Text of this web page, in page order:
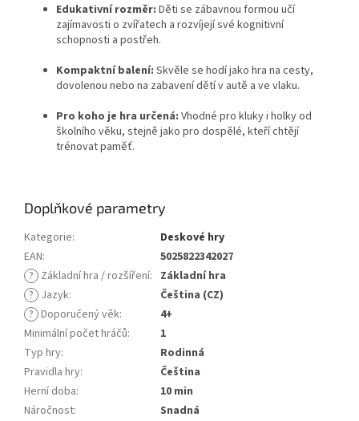
Edukativní rozměr: Děti se zábavnou formou učí
zajímavosti o zvířatech a rozvíjejí své kognitivní
schopnosti a postřeh.
Kompaktní balení: Skvěle se hodí jako hra na cesty,
dovolenou nebo na zabavení dětí v autě a ve vlaku.
Pro koho je hra určená: Vhodné pro kluky i holky od
školního věku, stejně jako pro dospělé, kteří chtějí
trénovat paměť.
Doplňkové parametry
Kategorie:
Deskové hry
EAN:
5025822342027
? Základní hra / rozšíření: Základní hra
? Jazyk:
Čeština (CZ)
? Doporučený věk:
4+
Minimální počet hráčů:
1
Typ hry:
Rodinná
Pravidla hry:
Čeština
Herní doba:
10 min
Náročnost: Snadná